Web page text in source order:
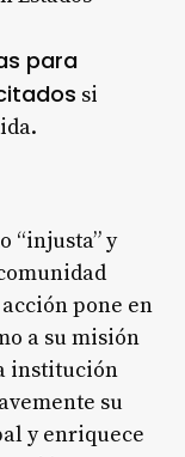
para
si
.
“injusta” y
pone en
a su misión
institución
su
y enriquece